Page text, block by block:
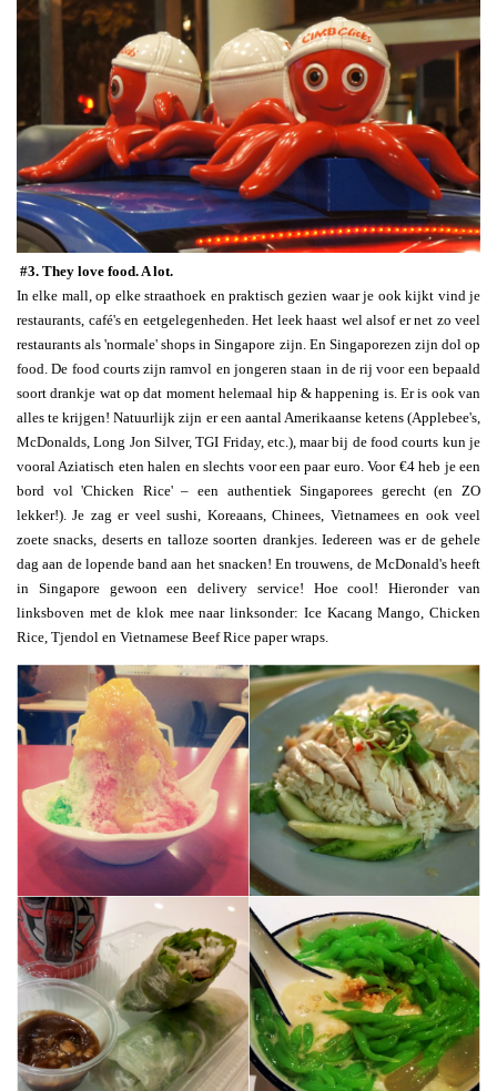
#3. They love food. A lot.
In elke mall, op elke straathoek en praktisch gezien waar je ook kijkt vind je
restaurants, café's en eetgelegenheden. Het leek haast wel alsof er net zo veel
restaurants als 'normale' shops in Singapore zijn. En Singaporezen zijn dol op
food. De food courts zijn ramvol en jongeren staan in de rij voor een bepaald
soort drankje wat op dat moment helemaal hip & happening is. Er is ook van
alles te krijgen! Natuurlijk zijn er een aantal Amerikaanse ketens (Applebee's,
McDonalds, Long Jon Silver, TGI Friday, etc.), maar bij de food courts kun je
vooral Aziatisch eten halen en slechts voor een paar euro. Voor €4 heb je een
bord vol 'Chicken Rice' – een authentiek Singaporees gerecht (en ZO
lekker!). Je zag er veel sushi, Koreaans, Chinees, Vietnamees en ook veel
zoete snacks, deserts en talloze soorten drankjes. Iedereen was er de gehele
dag aan de lopende band aan het snacken! En trouwens, de McDonald's heeft
in Singapore gewoon een delivery service! Hoe cool! Hieronder van
linksboven met de klok mee naar linksonder: Ice Kacang Mango, Chicken
Rice, Tjendol en Vietnamese Beef Rice paper wraps.